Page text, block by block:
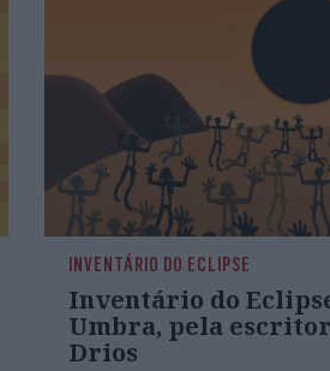
INVENTÁRIO DO ECLIPSE
Inventário do
Umbra, pela
Drios